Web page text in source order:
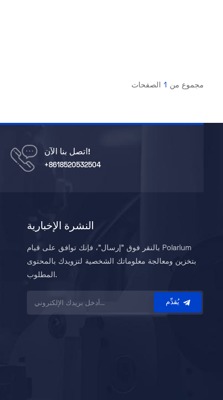
مجموع من 1 الصفحات
اتصل بنا الآن!
+8618520532504
النشرة الإخبارية
بالنقر فوق "إرسال"، فإنك توافق على قيام Polarium
بتخزين ومعالجة معلوماتك الشخصية لتزويدك بالمحتوى
المطلوب.
يُقدِّم